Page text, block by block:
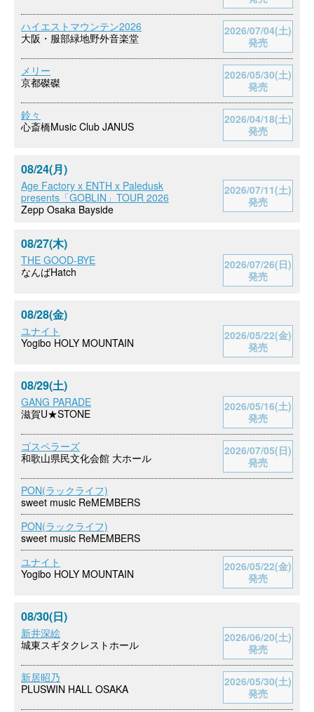
ハイエストマウンテン2026
大阪・服部緑地野外音楽堂
2026/07/04(土)
発売
メリー
京都磔磔
2026/05/30(土)
発売
鈴々
心斎橋Music Club JANUS
2026/04/18(土)
発売
08/24(月)
Age Factory x ENTH x Paledusk
presents「GOBLIN」TOUR 2026
Zepp Osaka Bayside
2026/07/11(土)
発売
08/27(木)
THE GOOD-BYE
なんばHatch
2026/07/26(日)
発売
08/28(金)
ユナイト
Yogibo HOLY MOUNTAIN
2026/05/22(金)
発売
08/29(土)
GANG PARADE
滋賀U★STONE
2026/05/16(土)
発売
ゴスペラーズ
和歌山県民文化会館 大ホール
2026/07/05(日)
発売
PON(ラックライフ)
sweet music ReMEMBERS
PON(ラックライフ)
sweet music ReMEMBERS
ユナイト
Yogibo HOLY MOUNTAIN
2026/05/22(金)
発売
08/30(日)
新井深絵
城東スギタクレストホール
2026/06/20(土)
発売
新居昭乃
PLUSWIN HALL OSAKA
2026/05/30(土)
発売